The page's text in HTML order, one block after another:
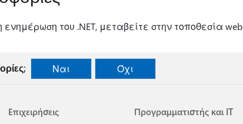
του .NET, μεταβείτε στην τοποθεσία web
Ναι Όχι
Επιχειρήσεις Προγραμματιστής και IT